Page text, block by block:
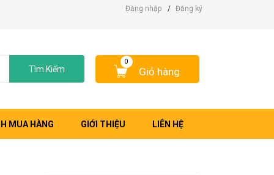
Đăng nhập / Đăng ký
Tìm Kiếm Giỏ hàng
0
MUA HÀNG GIỚI THIỆU LIÊN HỆ